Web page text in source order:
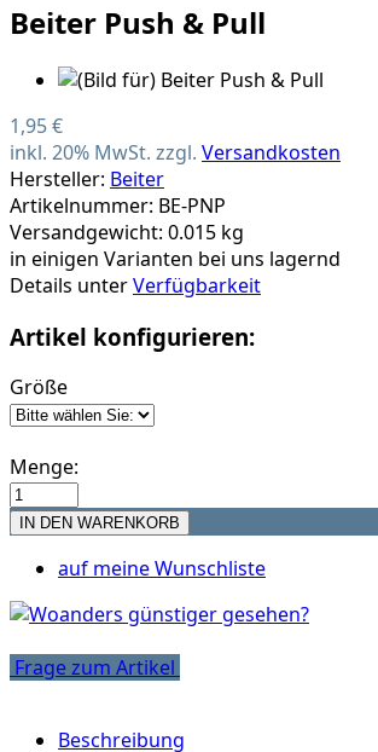
Beiter Push & Pull
1,95 €
inkl. 20% MwSt. zzgl. Versandkosten
Hersteller: Beiter
Artikelnummer: BE-PNP
Versandgewicht: 0.015 kg
in einigen Varianten bei uns lagernd
Details unterVerfügbarkeit
Artikel konfigurieren:
Größe
Menge:
auf meine Wunschliste
Frage zum Artikel
Beschreibung